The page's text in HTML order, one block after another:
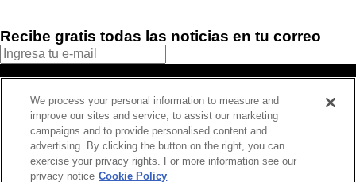
Recibe gratis todas las noticias en tu correo
Este sitio está protegido por reCAPTCHA y Google
Política de
privacidady Se aplican lasCondiciones de servicio
¡Muchas gracias!Ya estás suscrito a nuestro newsletter
We process your personal information to measure and
improve our sites and service, to assist our marketing
campaigns and to provide personalised content and
advertising. By clicking the button on the right, you can
exercise your privacy rights. For more information see our
privacy notice Cookie Policy